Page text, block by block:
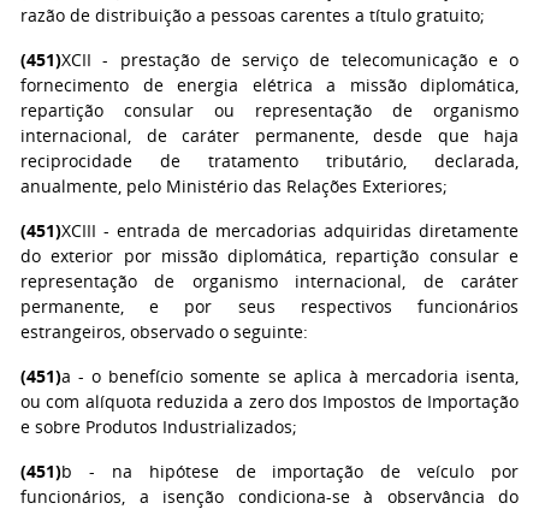
razão de distribuição a pessoas carentes a título gratuito;
(451)XCII - prestação de serviço de telecomunicação e o
fornecimento de energia elétrica a missão diplomática,
repartição consular ou representação de organismo
internacional, de caráter permanente, desde que haja
reciprocidade de tratamento tributário, declarada,
anualmente, pelo Ministério das Relações Exteriores;
(451)XCIII - entrada de mercadorias adquiridas diretamente
do exterior por missão diplomática, repartição consular e
representação de organismo internacional, de caráter
permanente, e por seus respectivos funcionários
estrangeiros, observado o seguinte:
(451)a - o benefício somente se aplica à mercadoria isenta,
ou com alíquota reduzida a zero dos Impostos de Importação
e sobre Produtos Industrializados;
(451)b - na hipótese de importação de veículo por
funcionários, a isenção condiciona-se à observância do